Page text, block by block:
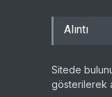
Alıntı
Sitede
gösterilerek